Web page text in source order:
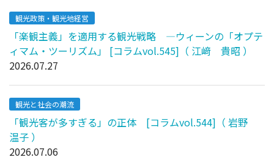
観光政策・観光地経営
「楽観主義」を適用する観光戦略 ―ウィーンの「オプテ
ィマム・ツーリズム」 [コラムvol.545]（ 江﨑 貴昭 ）
2026.07.27
観光と社会の潮流
「観光客が多すぎる」の正体 [コラムvol.544]（ 岩野
温子 ）
2026.07.06